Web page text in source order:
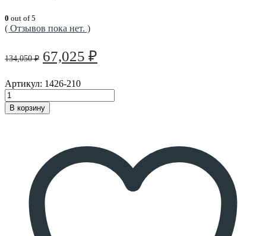
0 out of 5
( Отзывов пока нет. )
134,050₽ Первоначальная
составляла
134,050 ₽.
67,025 ₽
67,025 ₽.
Артикул: 1426-210
В корзину